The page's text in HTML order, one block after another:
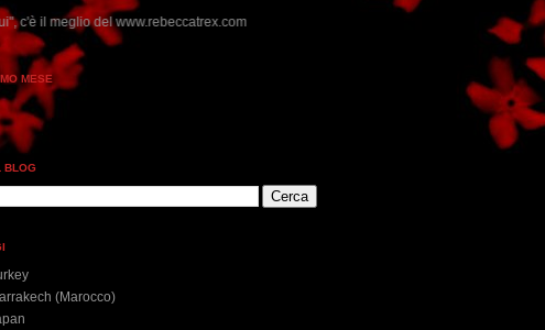
MESE
BLOG
(Marocco)